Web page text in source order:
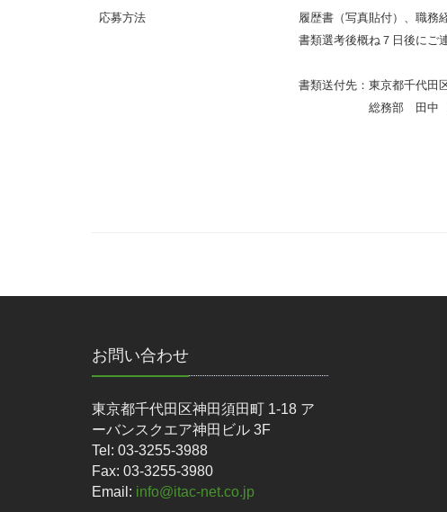
応募方法
履歴書（写真貼付）、職務
書類選考後概ね７日後にご
書類送付先：東京都千代田
総務部 田中 宛 k-
お問い合わせ
東京都千代田区神田須田町 1-18 ア
ーバンスクエア神田ビル 3F
Tel: 03-3255-3988
Fax: 03-3255-3980
Email: info@itac-net.co.jp